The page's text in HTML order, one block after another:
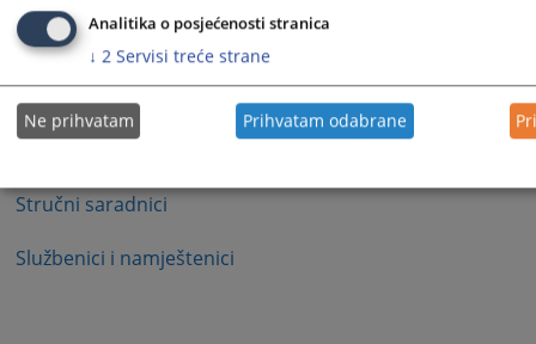
Predsjednici suda
Stručni saradnici
Službenici i namještenici
Analitika o posjećenosti stranica
↓ 2 Servisi treće strane
Ne prihvatam Prihvatam odabrane